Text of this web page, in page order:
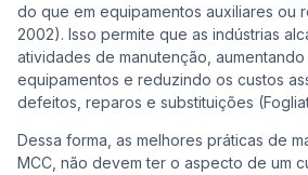
do que em equipamentos auxiliares ou
2002). Isso permite que as indústrias
atividades de manutenção,
equipamentos e reduzindo os custos
defeitos, reparos e substituições
Dessa forma, as melhores práticas de
MCC, não devem ter o aspecto de um